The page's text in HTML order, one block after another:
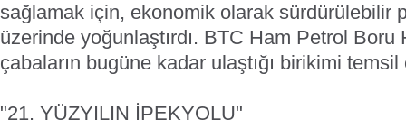
sağlamak için, ekonomik olarak sürdürülebilir
üzerinde yoğunlaştırdı. BTC Ham Petrol Boru
çabaların bugüne kadar ulaştığı birikimi temsil
"21. YÜZYILIN İPEKYOLU"